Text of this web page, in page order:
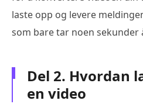
laste opp og levere
som bare tar noen sekunder
Del 2. Hvordan
en video